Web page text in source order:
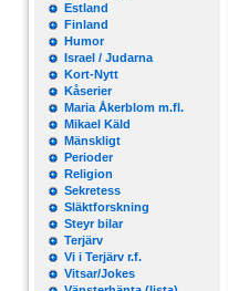
Estland
Finland
Humor
Israel / Judarna
Kort-Nytt
Kåserier
Maria Åkerblom m.fl.
Mikael Käld
Mänskligt
Perioder
Religion
Sekretess
Släktforskning
Steyr bilar
Terjärv
Vi i Terjärv r.f.
Vitsar/Jokes